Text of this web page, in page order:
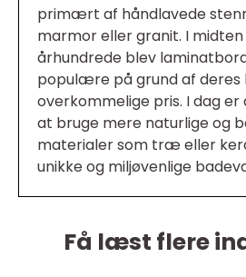
primært af håndlavede
marmor eller granit. I midten
århundrede blev
populære på grund af deres
overkommelige pris. I dag
at bruge mere naturlige og
materialer som træ eller
unikke og miljøvenlige
Få læst flere